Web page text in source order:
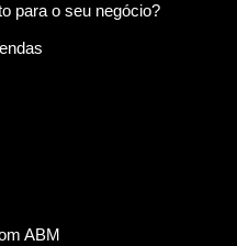
para o seu negócio?
ABM